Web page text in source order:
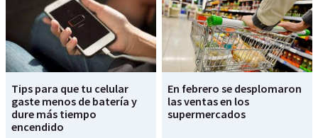
Tips para que tu celular
gaste menos de batería y
dure más tiempo
encendido
En febrero se desplomaron
las ventas en los
supermercados